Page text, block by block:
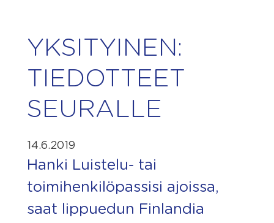
YKSITYINEN:
TIEDOTTEET
SEURALLE
14.6.2019
Hanki Luistelu- tai
toimihenkilöpassisi ajoissa,
saat lippuedun Finlandia